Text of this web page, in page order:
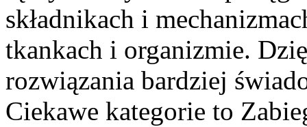
składnikach i
tkankach i organizmie.
rozwiązania bardziej
Ciekawe kategorie to